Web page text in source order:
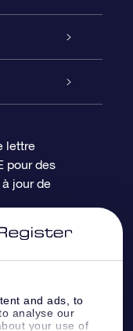
and ads, to
analyse our
your use of
lettre
pour des
jour de